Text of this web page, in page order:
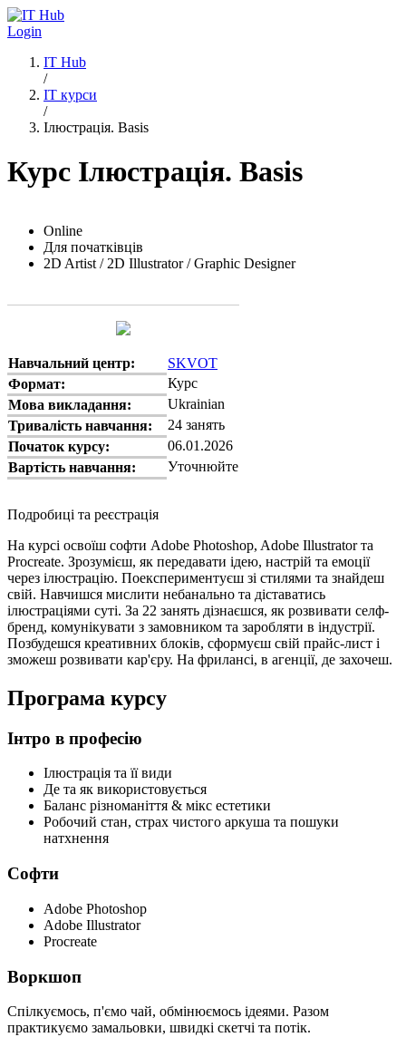
Перейти до основного вмісту
Login
IT Hub
/
IT курси
/
Ілюстрація. Basis
Курс Ілюстрація. Basis
Online
Для початківців
2D Artist / 2D Illustrator / Graphic Designer
Навчальний центр:
SKVOT
Формат:
Курс
Мова викладання:
Ukrainian
Тривалість навчання:
24 занять
Початок курсу:
06.01.2026
Вартість навчання:
Уточнюйте
Подробиці та реєстрація
На курсі освоїш софти Adobe Photoshop, Adobe Illustrator та
Procreate. Зрозумієш, як передавати ідею, настрій та емоції
через ілюстрацію. Поекспериментуєш зі стилями та знайдеш
свій. Навчишся мислити небанально та діставатись
ілюстраціями суті. За 22 занять дізнаєшся, як розвивати селф-
бренд, комунікувати з замовником та заробляти в індустрії.
Позбудешся креативних блоків, сформуєш свій прайс-лист і
зможеш розвивати кар'єру. На фрилансі, в агенції, де захочеш.
Програма курсу
Інтро в професію
Ілюстрація та її види
Де та як використовується
Баланс різноманіття & мікс естетики
Робочий стан, страх чистого аркуша та пошуки
натхнення
Софти
Adobe Photoshop
Adobe Illustrator
Procreate
Воркшоп
Спілкуємось, п'ємо чай, обмінюємось ідеями. Разом
практикуємо замальовки, швидкі скетчі та потік.